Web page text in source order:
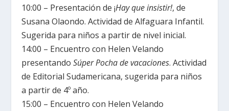
10:00 – Presentación de ¡Hay que insistir!, de
Susana Olaondo. Actividad de Alfaguara Infantil.
Sugerida para niños a partir de nivel inicial.
14:00 – Encuentro con Helen Velando
presentandoSúper Pocha de vacaciones. Actividad
de Editorial Sudamericana, sugerida para niños
a partir de 4º año.
15:00 – Encuentro con Helen Velando